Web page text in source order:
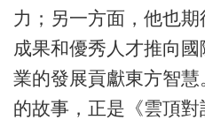
力；另一方面，他也
成果和優秀人才推向
業的發展貢獻東方智
的故事，正是《雲頂